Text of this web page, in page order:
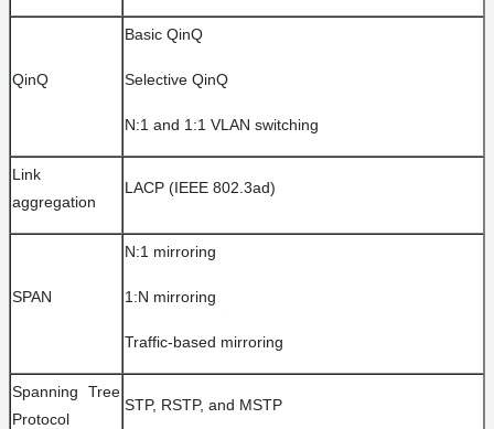
QinQ
Basic QinQ
Selective QinQ
N:1 and 1:1 VLAN switching
Link
aggregation
LACP (IEEE 802.3ad)
SPAN
N:1 mirroring
1:N mirroring
Traffic-based mirroring
Spanning Tree
Protocol
STP, RSTP, and MSTP